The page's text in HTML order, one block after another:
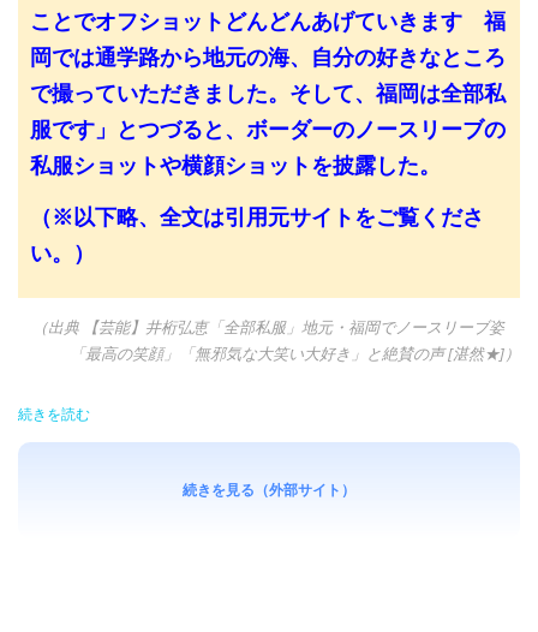
ことでオフショットどんどんあげていきます 福
岡では通学路から地元の海、自分の好きなところ
で撮っていただきました。そして、福岡は全部私
服です」とつづると、ボーダーのノースリーブの
私服ショットや横顔ショットを披露した。
（※以下略、全文は引用元サイトをご覧くださ
い。）
（出典 【芸能】井桁弘恵「全部私服」地元・福岡でノースリーブ姿
「最高の笑顔」「無邪気な大笑い大好き」と絶賛の声 [湛然★]）
続きを読む
続きを見る（外部サイト）